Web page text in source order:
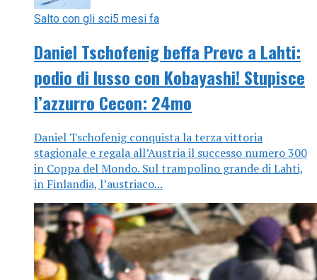
Salto con gli sci5 mesi fa
Daniel Tschofenig beffa Prevc a Lahti:
podio di lusso con Kobayashi! Stupisce
l’azzurro Cecon: 24mo
Daniel Tschofenig conquista la terza vittoria
stagionale e regala all’Austria il successo numero 300
in Coppa del Mondo. Sul trampolino grande di Lahti,
in Finlandia, l’austriaco...